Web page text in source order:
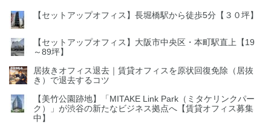
【セットアップオフィス】長堀橋駅から徒歩5分【３０坪】
【セットアップオフィス】大阪市中央区・本町駅直上【19
～89坪】
居抜きオフィス退去｜賃貸オフィスを原状回復免除（居抜
き）で退去するコツ
【美竹公園跡地】「MITAKE Link Park（ミタケリンクパー
ク）」が渋谷の新たなビジネス拠点へ【賃貸オフィス募集
中】